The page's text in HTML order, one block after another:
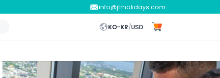
info@jtrholidays.com
KO-KR/USD